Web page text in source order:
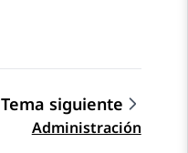
Tema siguiente
Administración